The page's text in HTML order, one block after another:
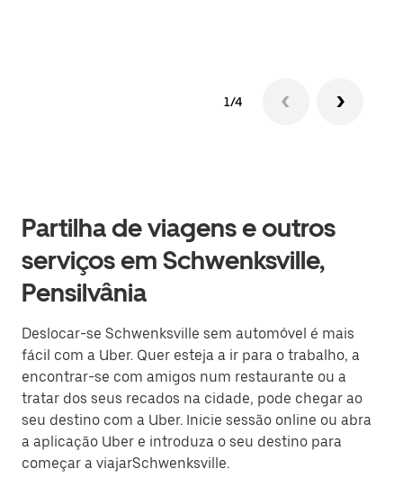
1/4
Partilha de viagens e outros
serviços em Schwenksville,
Pensilvânia
Deslocar-se Schwenksville sem automóvel é mais
fácil com a Uber. Quer esteja a ir para o trabalho, a
encontrar-se com amigos num restaurante ou a
tratar dos seus recados na cidade, pode chegar ao
seu destino com a Uber. Inicie sessão online ou abra
a aplicação Uber e introduza o seu destino para
começar a viajarSchwenksville.